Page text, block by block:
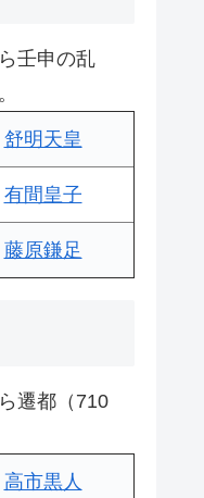
壬申の乱
舒明天皇
有間皇子
藤原鎌足
遷都（710
高市黒人